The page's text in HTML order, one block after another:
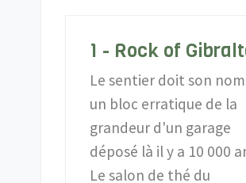
1 - Rock of
Le sentier doit son
un bloc erratique de la
grandeur d'un garage
déposé là il y a 10 000
Le salon de thé du